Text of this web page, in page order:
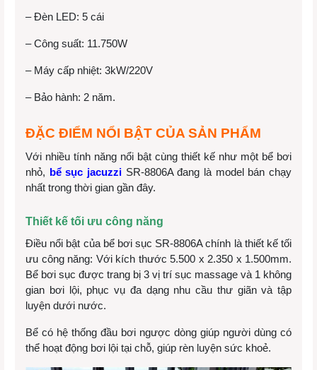
– Đèn LED: 5 cái
– Công suất: 11.750W
– Máy cấp nhiệt: 3kW/220V
– Bảo hành: 2 năm.
ĐẶC ĐIỂM NỔI BẬT CỦA SẢN PHẨM
Với nhiều tính năng nổi bật cùng thiết kế như một bể bơi
nhỏ, bể sục jacuzzi SR-8806A đang là model bán chạy
nhất trong thời gian gần đây.
Thiết kế tối ưu công năng
Điều nổi bật của bể bơi sục SR-8806A chính là thiết kế tối
ưu công năng: Với kích thước 5.500 x 2.350 x 1.500mm.
Bể bơi sục được trang bị 3 vị trí sục massage và 1 không
gian bơi lội, phục vụ đa dạng nhu cầu thư giãn và tập
luyện dưới nước.
Bể có hệ thống đầu bơi ngược dòng giúp người dùng có
thể hoạt động bơi lội tại chỗ, giúp rèn luyện sức khoẻ.